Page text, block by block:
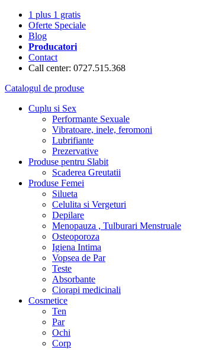
1 plus 1 gratis
Oferte Speciale
Blog
Producatori
Contact
Call center: 0727.515.368
Catalogul de produse
Cuplu si Sex
Performante Sexuale
Vibratoare, inele, feromoni
Lubrifiante
Prezervative
Produse pentru Slabit
Scaderea Greutatii
Produse Femei
Silueta
Celulita si Vergeturi
Depilare
Menopauza , Tulburari Menstruale
Osteoporoza
Igiena Intima
Vopsea de Par
Teste
Absorbante
Ciorapi medicinali
Cosmetice
Ten
Par
Ochi
Corp